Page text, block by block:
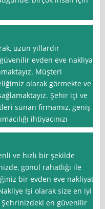
uzun yıllardır
evden eve nakliyat
Müşteri
olarak görmekte ve
Şehir içi ve
sunan firmamız, geniş
ihtiyacınızı
ve hızlı bir şekilde
gönül rahatlığı ile
bir evden eve nakliyat
Işi olarak size en iyi
en güvenilir